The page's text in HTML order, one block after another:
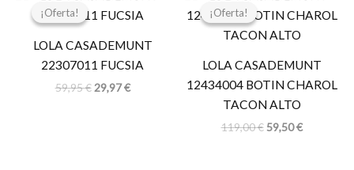
¡Oferta!
¡Oferta!
LOLA CASADEMUNT
22307011 FUCSIA
59,95€
original
59,95 €.
29,97€
actual
29,97 €.
¡Oferta!
¡Oferta!
LOLA CASADEMUNT
12434004 BOTIN CHAROL
TACON ALTO
119,00€
original
era:
59,50€
actual